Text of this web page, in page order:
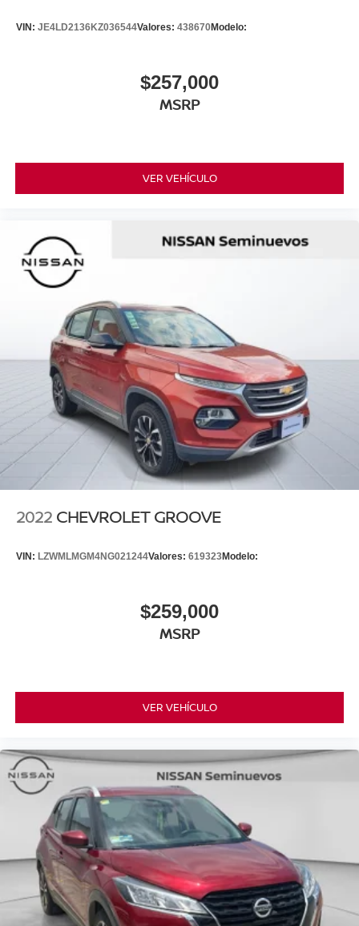
VIN: JE4LD2136KZ036544Valores: 438670Modelo:
$257,000
MSRP
VER VEHÍCULO
2022 CHEVROLET GROOVE
VIN: LZWMLMGM4NG021244Valores: 619323Modelo:
$259,000
MSRP
VER VEHÍCULO